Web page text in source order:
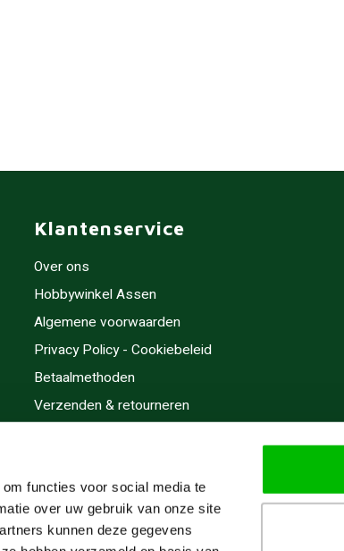
functies voor social media te
over uw gebruik van onze site
kunnen deze gegevens
Klantenservice
Over ons
Hobbywinkel Assen
Algemene voorwaarden
Privacy Policy - Cookiebeleid
Betaalmethoden
Verzenden & retourneren
Cadeaubonnen
Inlijsten
Servicegebieden